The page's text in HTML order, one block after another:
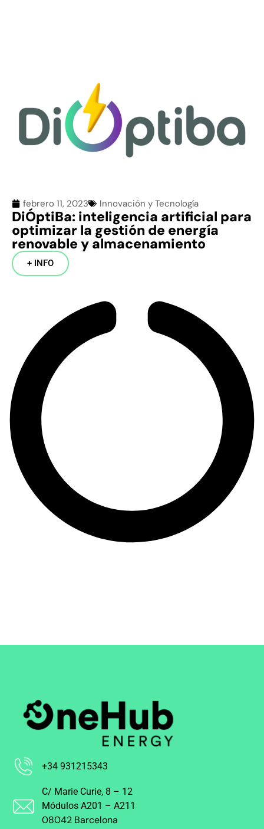
febrero 11, 2023 Innovación y Tecnología
DiÓptiBa: inteligencia artificial para
optimizar la gestión de energía
renovable y almacenamiento
+ INFO
+34 931215343
C/ Marie Curie, 8 – 12
Módulos A201 – A211
08042 Barcelona